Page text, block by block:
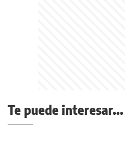
Te puede interesar...